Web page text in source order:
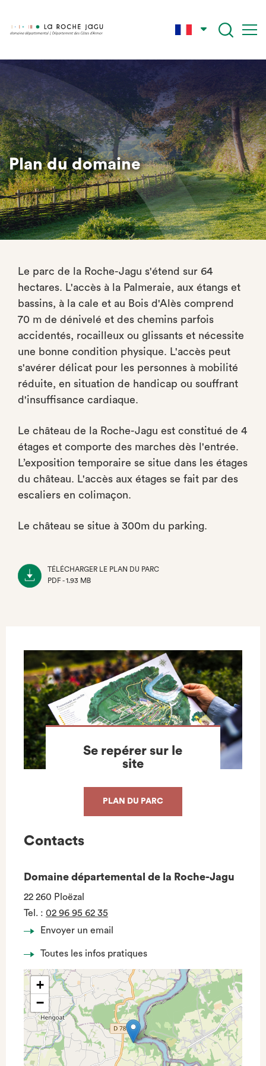
Skip
main
content
Plan du domaine
Le parc de la Roche-Jagu s'étend sur 64
hectares. L'accès à la Palmeraie, aux étangs et
bassins, à la cale et au Bois d'Alès comprend
70 m de dénivelé et des chemins parfois
accidentés, rocailleux ou glissants et nécessite
une bonne condition physique. L'accès peut
s'avérer délicat pour les personnes à mobilité
réduite, en situation de handicap ou souffrant
d'insuffisance cardiaque.
Le château de la Roche-Jagu est constitué de 4
étages et comporte des marches dès l'entrée.
L’exposition temporaire se situe dans les étages
du château. L'accès aux étages se fait par des
escaliers en colimaçon.
Le château se situe à 300m du parking.
TÉLÉCHARGER LE PLAN DU PARC
PDF - 1.93 MB
Se repérer sur le
site
PLAN DU PARC
Contacts
Domaine départemental de la Roche-Jagu
22 260 Ploëzal
Tel. : 02 96 95 62 35
Envoyer un email
Toutes les infos pratiques
+
−